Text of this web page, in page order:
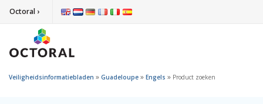
Octoral ›
Veiligheidsinformatiebladen » Guadeloupe » Engels » Product zoeken